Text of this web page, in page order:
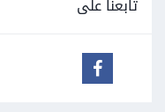
تابعنا على